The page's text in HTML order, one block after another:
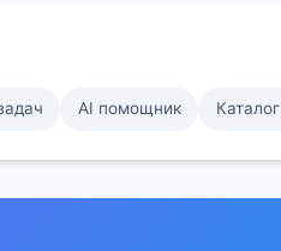
AI помощник